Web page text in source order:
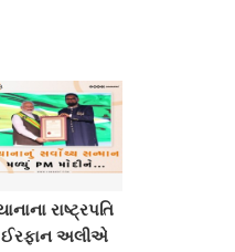
રાષ્ટ્રપતિ
ઈરફાન અલીએ